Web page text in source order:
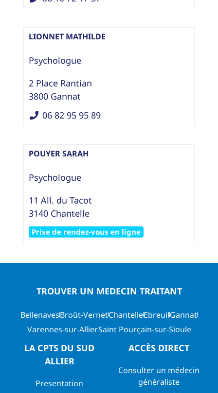
LIONNET MATHILDE
Psychologue
2 Place Rantian
3800 Gannat
06 82 95 95 89
POUYER SARAH
Psychologue
11 All. du Tacot
3140 Chantelle
Prise de rendez-vous en ligne
TROUVER UN MEDECIN TRAITANT
BellenavesBroût-VernetChantelleEbreuilGannat
Varennes-sur-AllierSaint Pourçain-sur-Sioule
LA CPTS DU SUD
ALLIER
Presentation
ACCÈS DIRECT
Consulter un médecin
généraliste